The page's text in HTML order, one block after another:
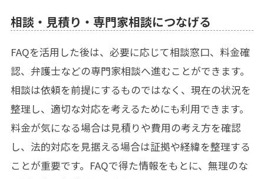
相談・見積り・専門家相談につなげる
FAQを活用した後は、必要に応じて相談窓口、料金確
認、弁護士などの専門家相談へ進むことができます。
相談は依頼を前提にするものではなく、現在の状況を
整理し、適切な対応を考えるためにも利用できます。
料金が気になる場合は見積りや費用の考え方を確認
し、法的対応を見据える場合は証拠や経緯を整理する
ことが重要です。FAQで得た情報をもとに、無理のな